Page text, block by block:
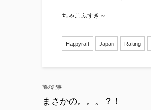
ちゃこふすき～
Happyraft Japan Rafting
Post
navigation
前の記事
まさかの。。。？！